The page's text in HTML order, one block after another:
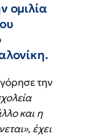
ομιλία
την
και η
έχει